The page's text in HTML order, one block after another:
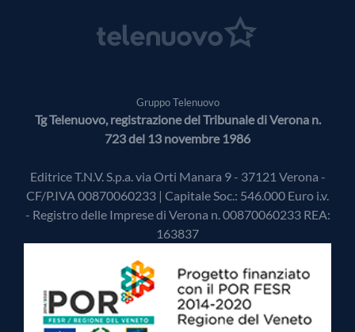
Gruppo Telenuovo
Tg Telenuovo, registrazione del Tribunale di Verona n.
723 del 13 novembre 1986
Editrice T.N.V. S.p.a. via Orti Manara 9 - 37121 Verona -
CF/P.IVA 00870060233 | Capitale Soc.: 546.000 Euro i.v.
- Registro delle Imprese di Verona n. 00870060233 REA:
163837